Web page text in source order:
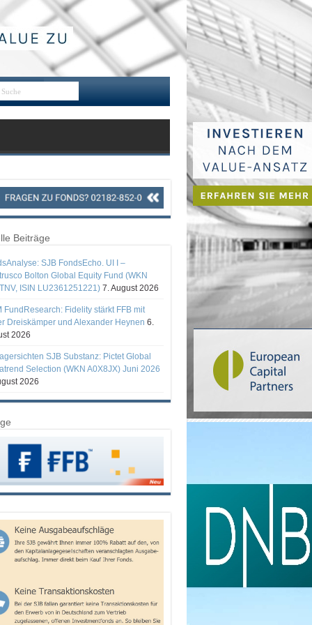
Beiträge
SJB FondsEcho. UI I –
Bolton Global Equity Fund (WKN
ISIN LU2361251221) 7. August 2026
FundResearch: Fidelity stärkt FFB mit
Dreiskämper und Alexander Heynen 6.
2026
SJB Substanz: Pictet Global
Selection (WKN A0X8JX) Juni 2026
2026